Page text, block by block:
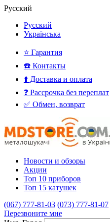
Русский
Русский
Українська
⭐ Гарантия
☎️ Контакты
⬆️ Доставка и оплата
❓ Рассрочка без переплат
✅ Обмен, возврат
Новости и обзоры
Акции
Топ 10 приборов
Топ 15 катушек
(067) 777-81-03 (073) 777-81-07
Перезвоните мне